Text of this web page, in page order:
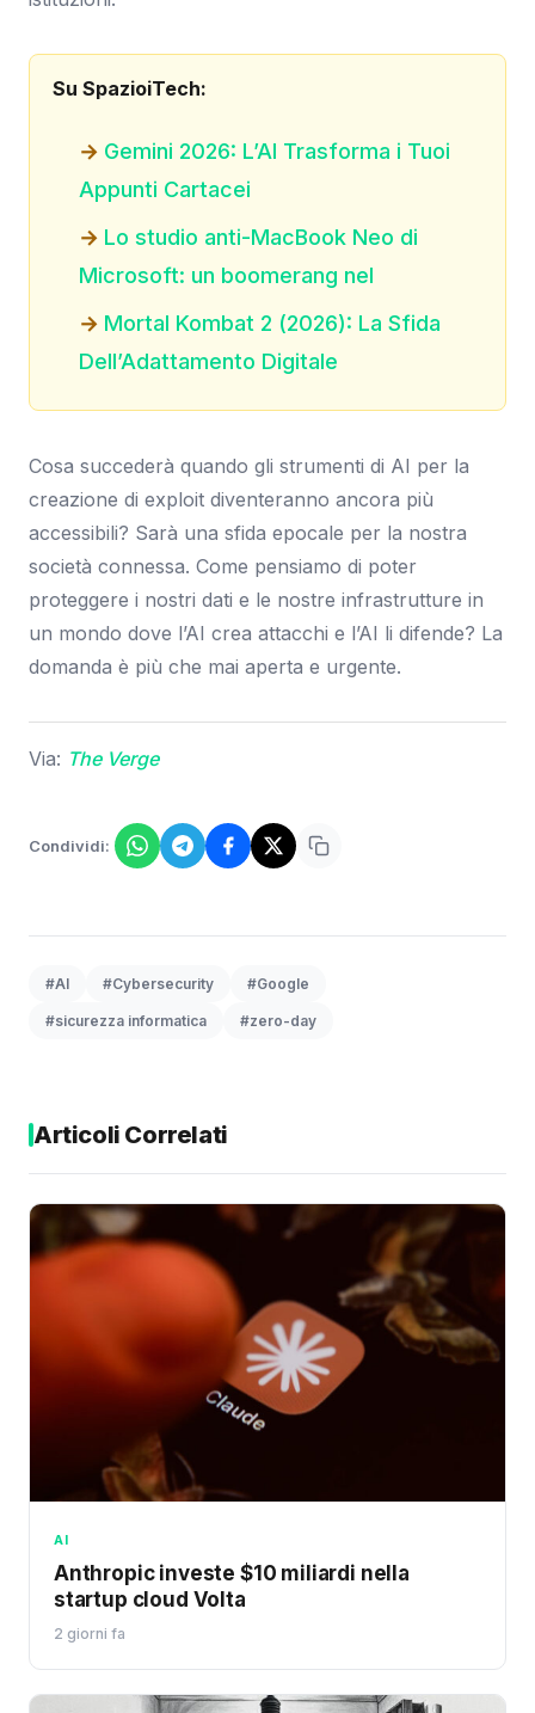
Su SpazioiTech:
Gemini 2026: L’AI Trasforma i Tuoi
Appunti Cartacei
Lo studio anti-MacBook Neo di
Microsoft: un boomerang nel
Mortal Kombat 2 (2026): La Sfida
Dell’Adattamento Digitale
Cosa succederà quando gli strumenti di AI per la
creazione di exploit diventeranno ancora più
accessibili? Sarà una sfida epocale per la nostra
società connessa. Come pensiamo di poter
proteggere i nostri dati e le nostre infrastrutture in
un mondo dove l’AI crea attacchi e l’AI li difende? La
domanda è più che mai aperta e urgente.
Via: The Verge
Condividi:
#AI #Cybersecurity #Google
#sicurezza informatica #zero-day
Articoli Correlati
AI
Anthropic investe $10 miliardi nella
startup cloud Volta
2 giorni fa